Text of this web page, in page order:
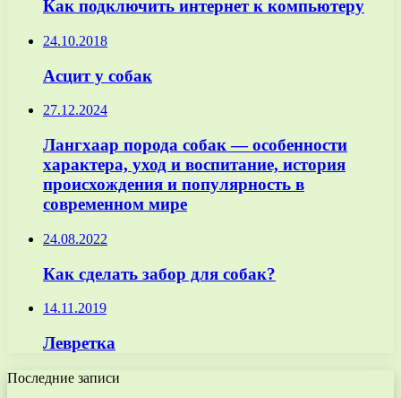
Как подключить интернет к компьютеру
24.10.2018
Асцит у собак
27.12.2024
Лангхаар порода собак — особенности
характера, уход и воспитание, история
происхождения и популярность в
современном мире
24.08.2022
Как сделать забор для собак?
14.11.2019
Левретка
Последние записи